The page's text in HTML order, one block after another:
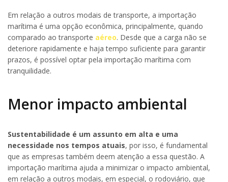
Em relação a outros modais de transporte, a importação
marítima é uma opção econômica, principalmente, quando
comparado ao transporte aéreo. Desde que a carga não se
deteriore rapidamente e haja tempo suficiente para garantir
prazos, é possível optar pela importação marítima com
tranquilidade.
Menor impacto ambiental
Sustentabilidade é um assunto em alta e uma
necessidade nos tempos atuais, por isso, é fundamental
que as empresas também deem atenção a essa questão. A
importação marítima ajuda a minimizar o impacto ambiental,
em relação a outros modais, em especial, o rodoviário, que